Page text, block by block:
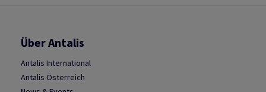
Über Antalis
Antalis International
Antalis Österreich